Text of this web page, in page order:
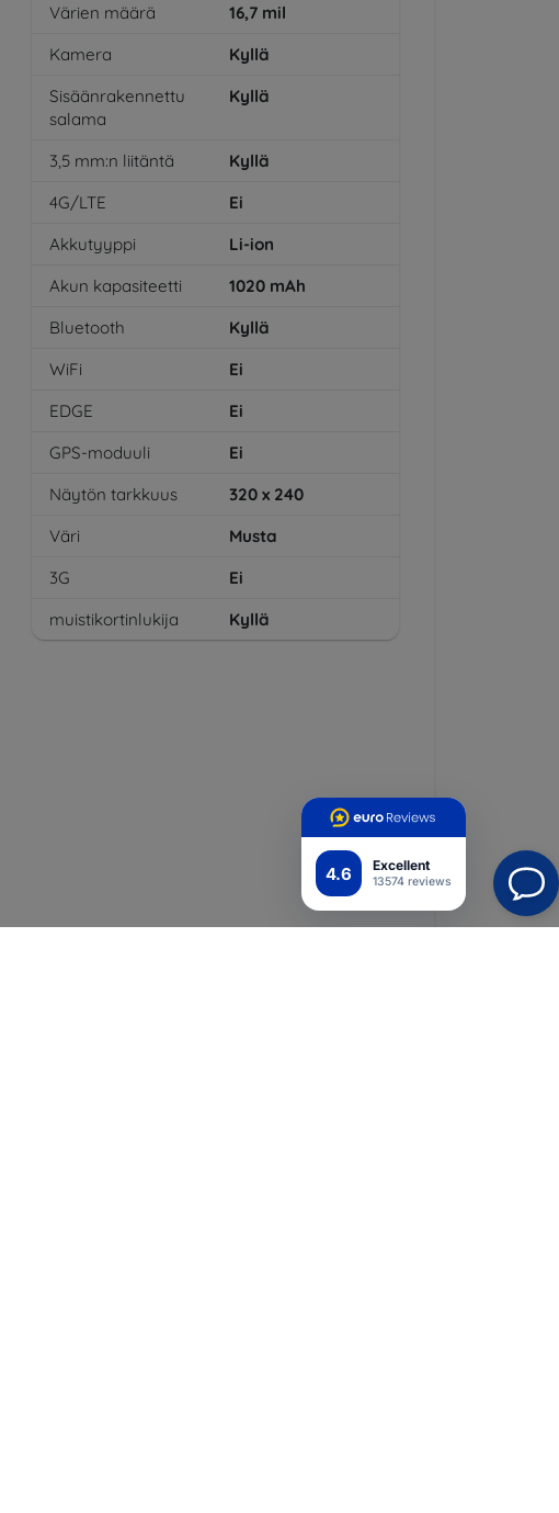
4.6 Excellent
13574 reviews
Värien määrä
16,7 mil
Kamera
Kyllä
Sisäänrakennettu
salama
Kyllä
3,5 mm:n liitäntä
Kyllä
4G/LTE
Ei
Akkutyyppi
Li-ion
Akun kapasiteetti
1020 mAh
Bluetooth
Kyllä
WiFi
Ei
EDGE
Ei
GPS-moduuli
Ei
Näytön tarkkuus
320 x 240
Väri
Musta
3G
Ei
muistikortinlukija
Kyllä